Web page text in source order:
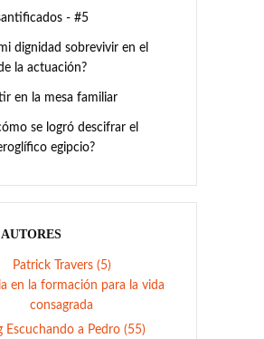
- #5
dignidad sobrevivir en el
la actuación?
en la mesa familiar
se logró descifrar el
egipcio?
Patrick Travers (5)
en la formación para la vida
consagrada
Escuchando a Pedro (55)